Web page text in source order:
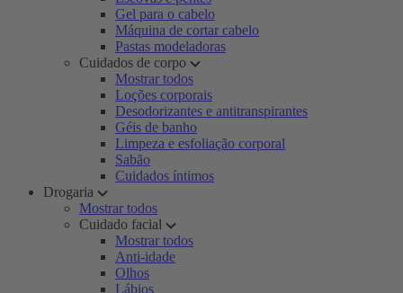
Gel para o cabelo
Máquina de cortar cabelo
Pastas modeladoras
Cuidados de corpo
Mostrar todos
Loções corporais
Desodorizantes e antitranspirantes
Géis de banho
Limpeza e esfoliação corporal
Sabão
Cuidados íntimos
Drogaria
Mostrar todos
Cuidado facial
Mostrar todos
Anti-idade
Olhos
Lábios